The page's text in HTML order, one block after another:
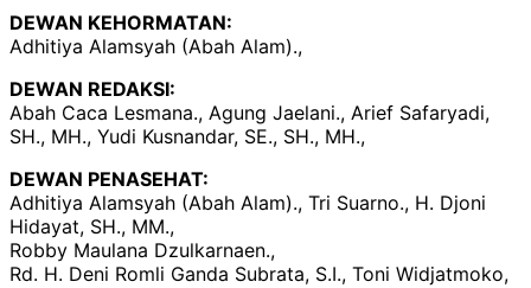
DEWAN KEHORMATAN:
Adhitiya Alamsyah (Abah Alam).,
DEWAN REDAKSI:
Abah Caca Lesmana., Agung Jaelani., Arief Safaryadi,
SH., MH., Yudi Kusnandar, SE., SH., MH.,
DEWAN PENASEHAT:
Adhitiya Alamsyah (Abah Alam)., Tri Suarno., H. Djoni
Hidayat, SH., MM.,
Robby Maulana Dzulkarnaen.,
Rd. H. Deni Romli Ganda Subrata, S.I., Toni Widjatmoko,